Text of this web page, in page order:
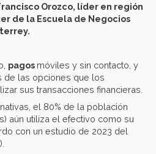
Orozco, líder en región
de la Escuela de Negocios
pagos móviles y sin contacto, y
de las opciones que los
sus transacciones financieras.
el 80% de la población
aún utiliza el efectivo como su
con un estudio de 2023 del